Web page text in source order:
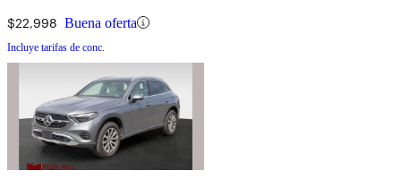
$22,998 Buena oferta
Incluye tarifas de conc.